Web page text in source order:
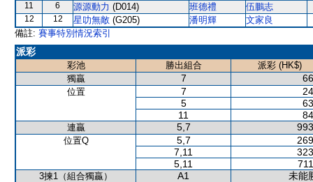
11 6 源源動力 (D014) 班德禮 伍鵬志
12 12 星叻無敵 (G205) 潘明輝
文家良
備註: 賽事特別情況索引
派彩
彩池 勝出組合
派彩 (HK$)
獨贏
7
位置 7
5
11
連贏 5,7
位置Q 5,7
7,11
5,11
3揀1（組合獨贏） A1
未能